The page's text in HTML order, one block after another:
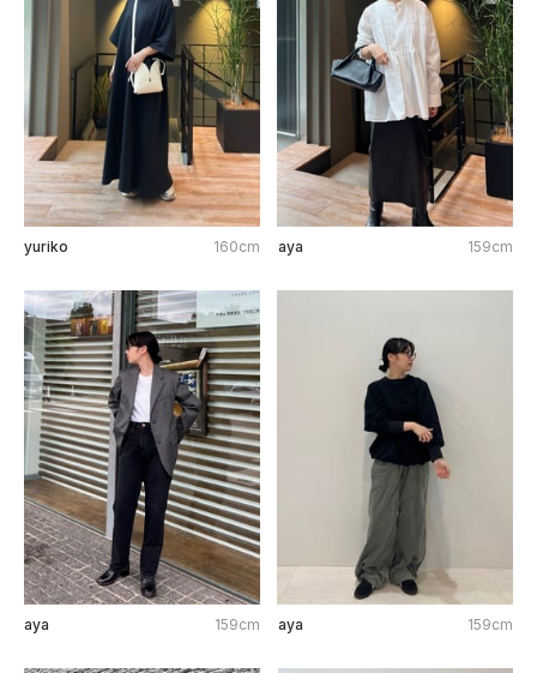
yuriko 160cm aya 159cm
aya 159cm aya 159cm